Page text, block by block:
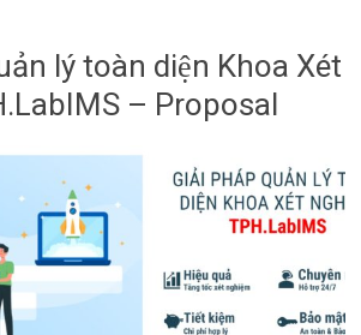
lý toàn diện Khoa Xét
– Proposal